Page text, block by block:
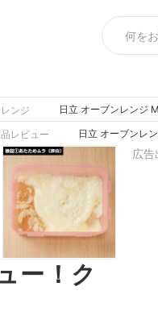
ンジ 日立 オーブンレンジ
レビュー 日立 オーブンレ
ー！ク
広告